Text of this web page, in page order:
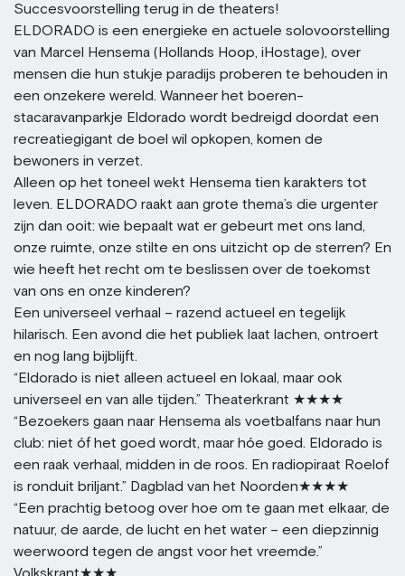
Succesvoorstelling terug in de theaters!
ELDORADO is een energieke en actuele solovoorstelling
van Marcel Hensema (Hollands Hoop, iHostage), over
mensen die hun stukje paradijs proberen te behouden in
een onzekere wereld. Wanneer het boeren-
stacaravanparkje Eldorado wordt bedreigd doordat een
recreatiegigant de boel wil opkopen, komen de
bewoners in verzet.
Alleen op het toneel wekt Hensema tien karakters tot
leven. ELDORADO raakt aan grote thema’s die urgenter
zijn dan ooit: wie bepaalt wat er gebeurt met ons land,
onze ruimte, onze stilte en ons uitzicht op de sterren? En
wie heeft het recht om te beslissen over de toekomst
van ons en onze kinderen?
Een universeel verhaal – razend actueel en tegelijk
hilarisch. Een avond die het publiek laat lachen, ontroert
en nog lang bijblijft.
“Eldorado is niet alleen actueel en lokaal, maar ook
universeel en van alle tijden.” Theaterkrant ★★★★
“Bezoekers gaan naar Hensema als voetbalfans naar hun
club: niet óf het goed wordt, maar hóe goed. Eldorado is
een raak verhaal, midden in de roos. En radiopiraat Roelof
is ronduit briljant.” Dagblad van het Noorden★★★★
“Een prachtig betoog over hoe om te gaan met elkaar, de
natuur, de aarde, de lucht en het water – een diepzinnig
weerwoord tegen de angst voor het vreemde.”